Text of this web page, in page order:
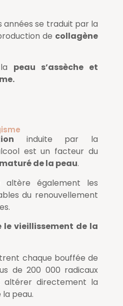
années se traduit par la
de collagène
peau s’assèche et
induite par la
est un facteur du
de la peau.
altère également les
du renouvellement
le vieillissement de la
chaque bouffée de
de 200 000 radicaux
altérer directement la
peau.